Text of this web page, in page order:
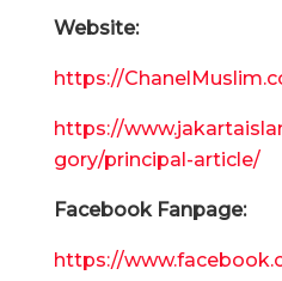
Website:
https://
https://
gory/principal-article/
Facebook Fanpage:
https://